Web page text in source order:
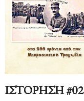
ΙΣΤΟΡΗΣΗ #02